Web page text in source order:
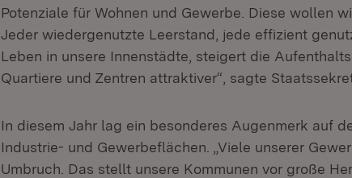
Potenziale für Wohnen und Gewerbe. Diese wollen
Jeder wiedergenutzte Leerstand, jede effizient
Leben in unsere Innenstädte, steigert die
Quartiere und Zentren attraktiver“, sagte
In diesem Jahr lag ein besonderes Augenmerk auf
Industrie- und Gewerbeflächen. „Viele unserer
Umbruch. Das stellt unsere Kommunen vor große